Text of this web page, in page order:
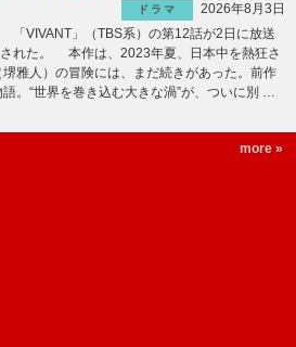
ドラマ
2026年8月3日
「VIVANT」（TBS系）の第12話が2日に放送
された。 本作は、2023年夏、日本中を熱狂さ
雅人）の冒険には、まだ続きがあった。前作
。“世界を巻き込む大きな渦”が、ついに別 …
more »